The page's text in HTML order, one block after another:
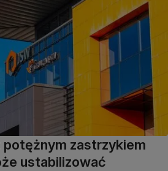
potężnym zastrzykiem
ustabilizować